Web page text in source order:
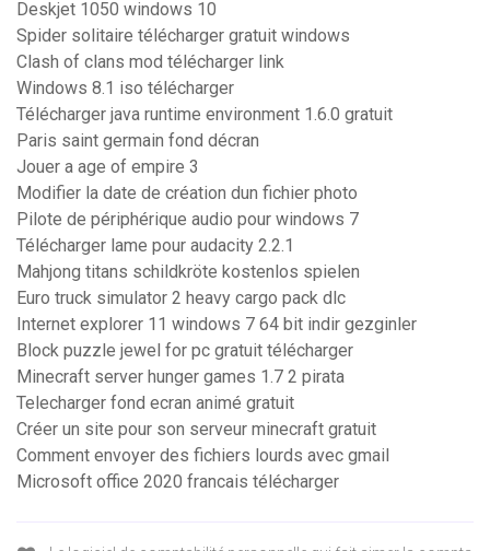
Deskjet 1050 windows 10
Spider solitaire télécharger gratuit windows
Clash of clans mod télécharger link
Windows 8.1 iso télécharger
Télécharger java runtime environment 1.6.0 gratuit
Paris saint germain fond décran
Jouer a age of empire 3
Modifier la date de création dun fichier photo
Pilote de périphérique audio pour windows 7
Télécharger lame pour audacity 2.2.1
Mahjong titans schildkröte kostenlos spielen
Euro truck simulator 2 heavy cargo pack dlc
Internet explorer 11 windows 7 64 bit indir gezginler
Block puzzle jewel for pc gratuit télécharger
Minecraft server hunger games 1.7 2 pirata
Telecharger fond ecran animé gratuit
Créer un site pour son serveur minecraft gratuit
Comment envoyer des fichiers lourds avec gmail
Microsoft office 2020 francais télécharger